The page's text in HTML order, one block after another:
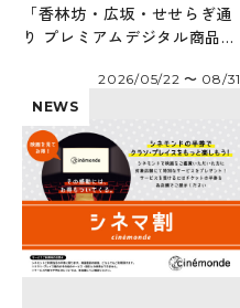
「香林坊・広坂・せせらぎ通
り プレミアムデジタル商品券
2026/05/22 〜 08/31
NEWS